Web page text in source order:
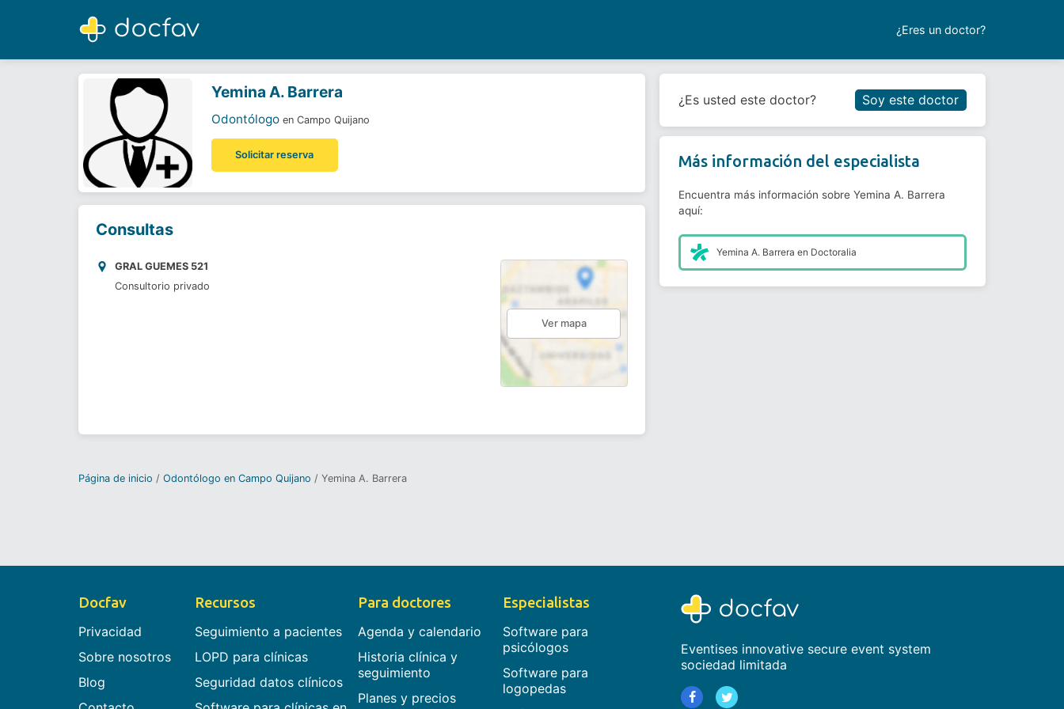
¿Eres un doctor?
Yemina A. Barrera
Odontólogo
Reservar cita
Yemina A. Barrera
Odontólogo en Campo Quijano
Solicitar reserva
Consultas
GRAL GUEMES 521
Consultorio privado
Ver mapa
¿Es usted este doctor? Soy este doctor
Más información del especialista
Encuentra más información sobre Yemina A. Barrera
aquí:
Yemina A. Barrera en Doctoralia
Página de inicio Odontólogo en Campo Quijano Yemina A. Barrera
Docfav
Privacidad
Sobre nosotros
Blog
Recursos
Seguimiento a pacientes
LOPD para clínicas
Seguridad datos clínicos
Para doctores
Agenda y calendario
Historia clínica y
seguimiento
Planes y precios
Especialistas
Software para
psicólogos
Software para
logopedas
Eventises innovative secure event system
sociedad limitada